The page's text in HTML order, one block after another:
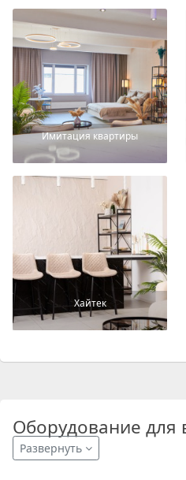
Имитация квартиры
Хайтек
Оборудование для
Развернуть